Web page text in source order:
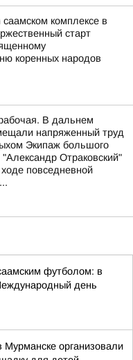
комплексе в
старт
коренных народов
В дальнем
напряженный труд
Экипаж большого
"Александр Отраковский"
повседневной
футболом: в
день
организовали